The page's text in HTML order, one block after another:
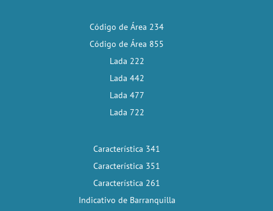
Código de Área 234
Código de Área 855
Lada 222
Lada 442
Lada 477
Lada 722
Característica 341
Característica 351
Característica 261
Indicativo de Barranquilla